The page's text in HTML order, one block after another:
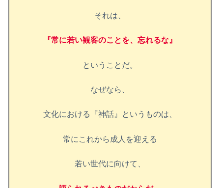
それは、
『常に若い観客のことを、忘れるな』
ということだ。
なぜなら、
文化における『神話』というものは、
常にこれから成人を迎える
若い世代に向けて、